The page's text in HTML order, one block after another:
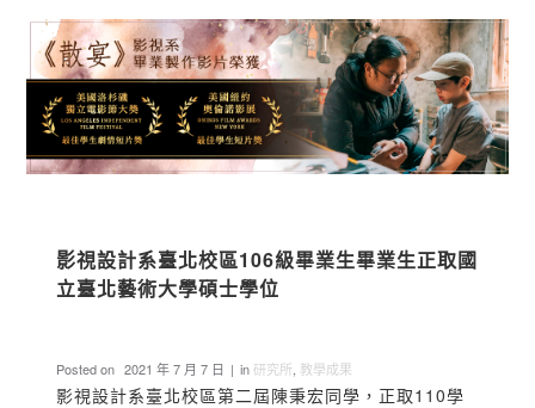
影視設計系臺北校區106級畢業生畢業生正取國
立臺北藝術大學碩士學位
Posted on 2021 年 7 月 7 日 in 研究所 教學成果
影視設計系臺北校區第二屆陳秉宏同學，正取110學